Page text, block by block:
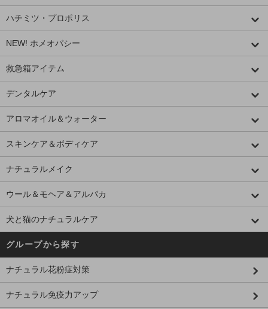
ハチミツ・プロポリス
NEW! ホメオパシー
救急箱アイテム
デンタルケア
アロマオイル＆ウォーター
スキンケア＆ボディケア
ナチュラルメイク
ウール＆モヘア＆アルパカ
犬と猫のナチュラルケア
グループから探す
ナチュラル花粉症対策
ナチュラル免疫力アップ